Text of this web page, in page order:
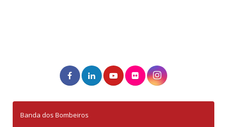
Banda dos Bombeiros